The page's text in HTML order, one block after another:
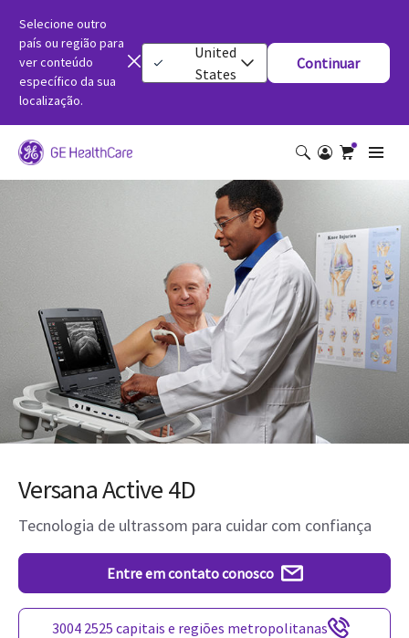
Selecione outro
país ou região para
ver conteúdo
específico da sua
localização.
United
States
Continuar
Versana Active 4D
Tecnologia de ultrassom para cuidar com confiança
Entre em contato conosco
3004 2525 capitais e regiões metropolitanas